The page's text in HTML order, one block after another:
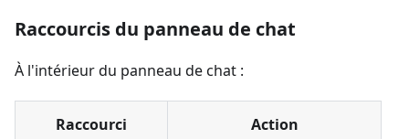
Raccourcis du panneau de chat
À l'intérieur du panneau de chat :
Raccourci Action